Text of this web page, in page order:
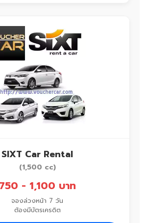
SIXT Car Rental
(1,500 cc)
750 - 1,100 บาท
จองล่วงหน้า 7 วัน
ต้องมีบัตรเครดิต